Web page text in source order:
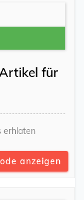
für
erhlaten
anzeigen